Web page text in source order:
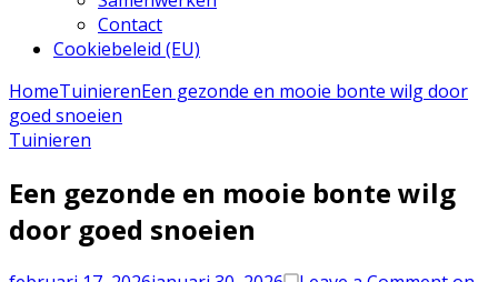
Contact
Cookiebeleid (EU)
HomeTuinierenEen gezonde en mooie bonte wilg door
goed snoeien
Tuinieren
Een gezonde en mooie bonte wilg
door goed snoeien